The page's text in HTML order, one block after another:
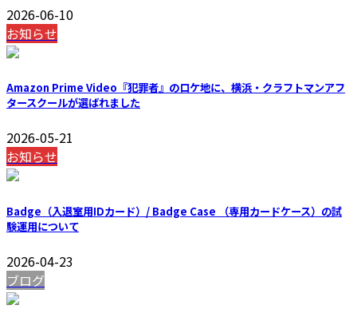
2026-06-10
お知らせ
Amazon Prime Video『犯罪者』のロケ地に、横浜・クラフトマンアフ
タースクールが選ばれました
2026-05-21
お知らせ
Badge（入退室用IDカード）/ Badge Case （専用カードケース）の試
験運用について
2026-04-23
ブログ